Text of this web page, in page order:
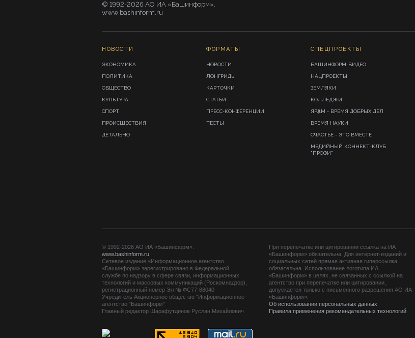
© 1992-2026 АО ИА «Башинформ».
www.bashinform.ru
НОВОСТИ
ЭКОНОМИКА
ПОЛИТИКА
ОБЩЕСТВО
КУЛЬТУРА
СПОРТ
ПРОИСШЕСТВИЯ
ДЕТАЛЬНО
ФОРМАТЫ
НОВОСТИ
ЛОНГРИДЫ
КАРТОЧКИ
СТАТЬИ
ПРЕСС-КОНФЕРЕНЦИИ
ТЕСТЫ
СПЕЦПРОЕКТЫ
БАШИНФОРМ-ВИДЕО
НАЦПРОЕКТЫ
ЗЕМЛЯКИ
КОЛЛЕДЖИ
ЯРҘАМ - ВРЕМЯ ДОБРЫХ ДЕЛ
ВРЕМЯ НАУКИ
СЧАСТЬЕ - ЭТО ВМЕСТЕ
МЕДИЙНЫЙ КОННЕКТ-КЛУБ
"ПРОФИ"
© 1992-2026 АО ИА «Башинформ».
www.bashinform.ru
Сетевое издание «Информационное агентство
«Башинформ» зарегистрировано в Федеральной
службе по надзору в сфере связи, информационных
технологий и массовых коммуникаций (Роскомнадзор),
регистрационный номер Эл № ФС77-88040
Учредитель Акционерное общество "Информационное
агентство "Башинформ"
Главный редактор Шарафутдинов Руслан Михайлович
При перепечатке или цитировании ссылка на ИА
«Башинформ» обязательна. Для интернет-изданий и
социальных сетей прямая активная гиперссылка
обязательна. Использование логотипа ИА
«Башинформ» в целях, не связанных с ссылкой на
агентство при перепечатке или цитировании,
допускается только с письменного разрешения АО ИА
«Башинформ».
Об использовании персональных данных
Правила применения рекомендательных технологий